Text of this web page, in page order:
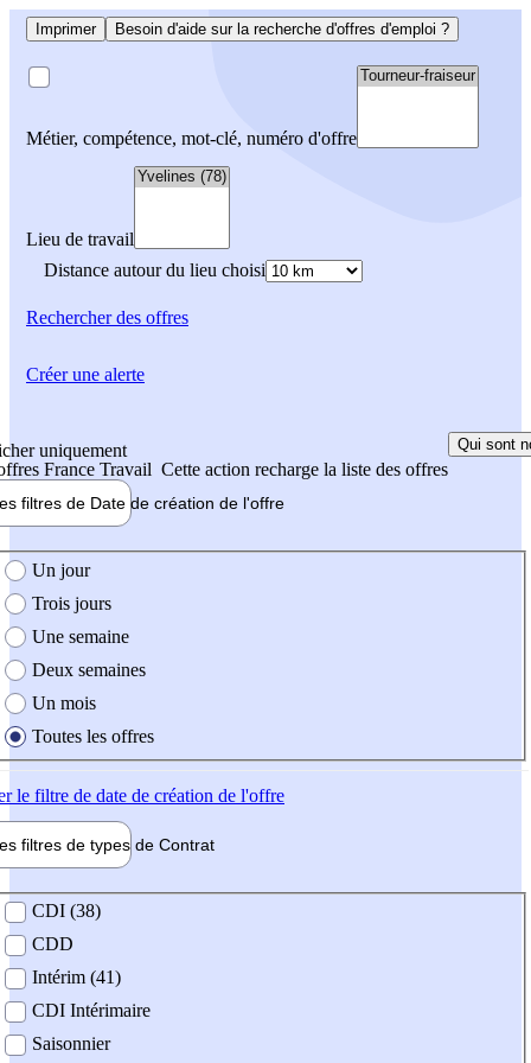
Imprimer Besoin d'aide sur la recherche d'offres d'emploi ?
Métier, compétence, mot-clé, numéro d'offre
Lieu de travail
Distance autour du lieu choisi
Rechercherdes offres
uniquement
France Travail Cette action recharge la liste des offres
Qui sont
filtres de Date de création de l'offre
création de l'offre
Un jour
Trois jours
Une semaine
Deux semaines
Un mois
Toutes les offres
le filtre de date de création de l'offre
filtres de types de Contrat
contrat
CDI (38)
CDD
Intérim (41)
CDI Intérimaire
Saisonnier
Créer une alerte